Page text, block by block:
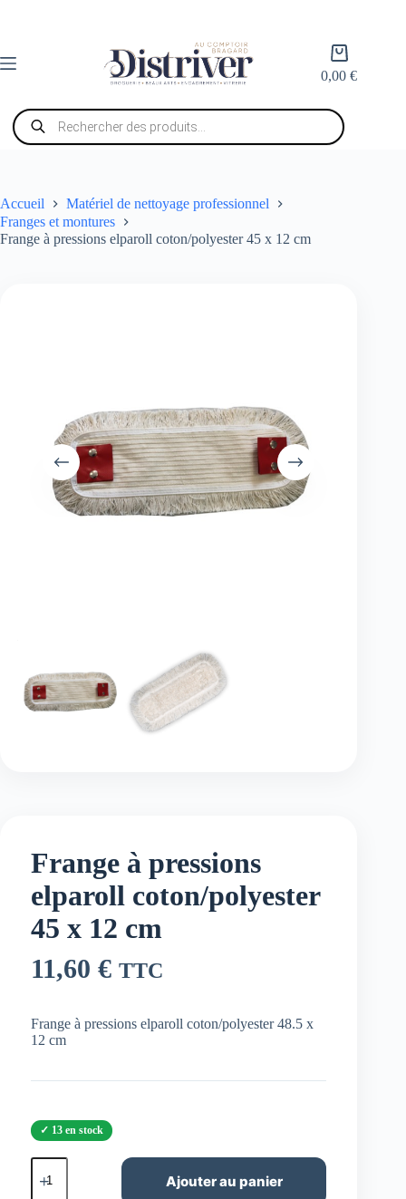
Panier
d’achat
0,00€
Recherche
de
produits
Accueil
Matériel de nettoyage professionnel
Franges et montures
Frange à pressions elparoll coton/polyester 45 x 12 cm
Frange à pressions
elparoll coton/polyester
45 x 12 cm
11,60 € TTC
Frange à pressions elparoll coton/polyester 48.5 x
12 cm
13 en stock
quantité
de
Ajouter au panier